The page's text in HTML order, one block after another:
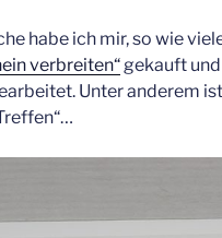
habe ich mir, so wie
verbreiten“gekauft
Unter anderem